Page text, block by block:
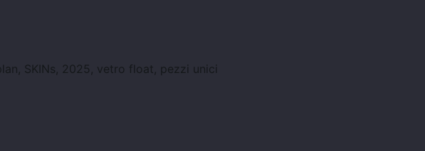
SKINs, 2025, vetro float, pezzi unici